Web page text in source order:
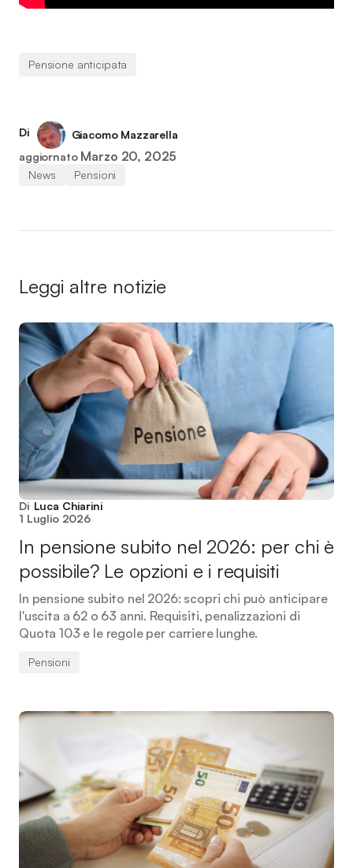
Pensione anticipata
Di
Giacomo Mazzarella
aggiornato Marzo 20, 2025
News Pensioni
Leggi altre notizie
Di Luca Chiarini
1 Luglio 2026
In pensione subito nel 2026: per chi è
possibile? Le opzioni e i requisiti
In pensione subito nel 2026: scopri chi può anticipare
l'uscita a 62 o 63 anni. Requisiti, penalizzazioni di
Quota 103 e le regole per carriere lunghe.
Pensioni